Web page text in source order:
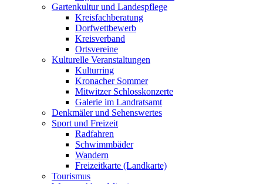
Gartenkultur und Landespflege
Kreisfachberatung
Dorfwettbewerb
Kreisverband
Ortsvereine
Kulturelle Veranstaltungen
Kulturring
Kronacher Sommer
Mitwitzer Schlosskonzerte
Galerie im Landratsamt
Denkmäler und Sehenswertes
Sport und Freizeit
Radfahren
Schwimmbäder
Wandern
Freizeitkarte (Landkarte)
Tourismus